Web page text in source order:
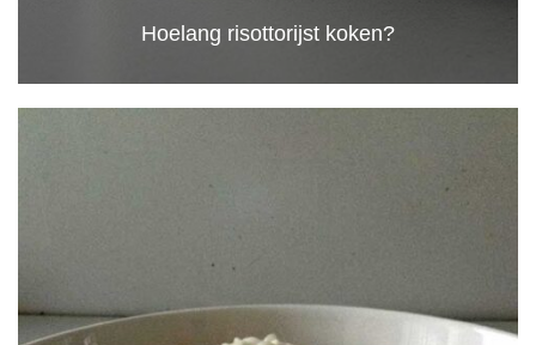
Hoelang risottorijst koken?